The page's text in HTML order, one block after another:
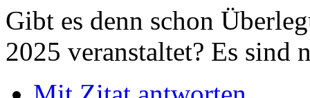
Gibt es denn schon
2025 veranstaltet? Es sind